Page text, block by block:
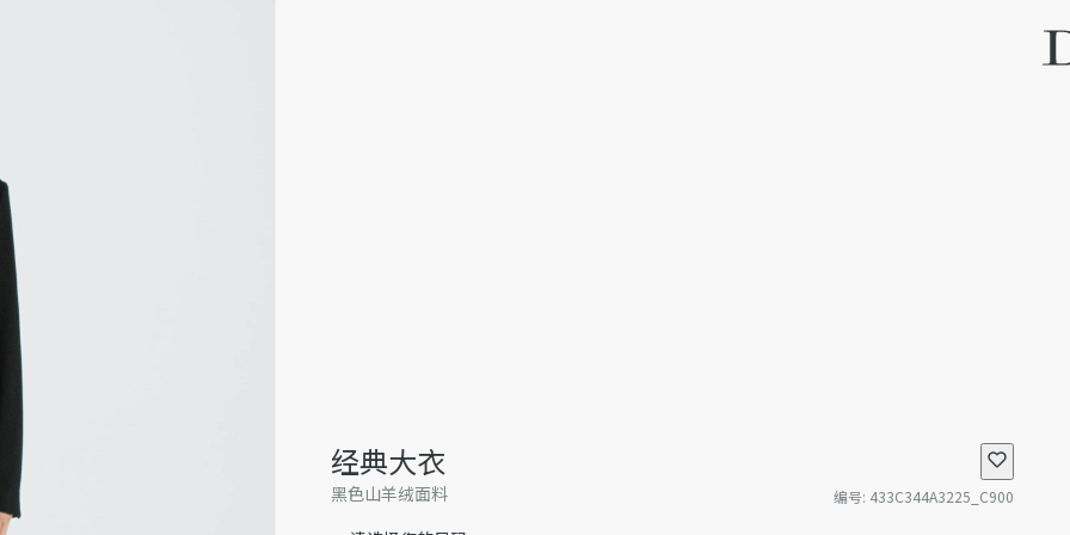
经典大衣
黑色山羊绒面料 编号: 433C344A3225_C900